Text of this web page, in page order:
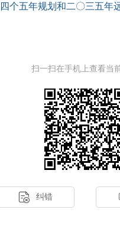
个五年规划和二〇三五年
扫一扫在手机上查看当
 纠错